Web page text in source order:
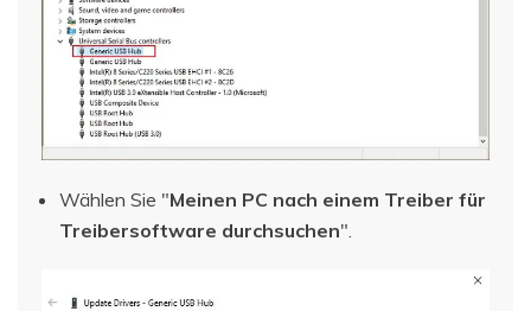
Wählen Sie "Meinen PC nach einem Treiber für
Treibersoftware durchsuchen".